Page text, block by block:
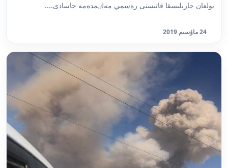
بولعان جارىلىسقا قاتىستى رەسمي مەلٸمدەمە جاسادى....
24 ماۋسىم 2019